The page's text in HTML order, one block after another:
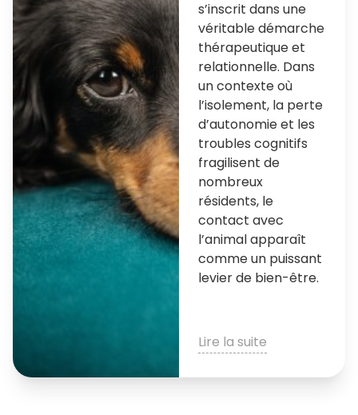
s’inscrit dans une
véritable démarche
thérapeutique et
relationnelle. Dans
un contexte où
l’isolement, la perte
d’autonomie et les
troubles cognitifs
fragilisent de
nombreux
résidents, le
contact avec
l’animal apparaît
comme un puissant
levier de bien-être.
Lire la suite